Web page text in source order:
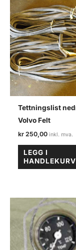
Tettningslist
Volvo Felt
kr 250,00
LEGG I
HANDLEKURV